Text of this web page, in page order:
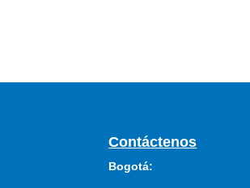
Contáctenos
Bogotá: